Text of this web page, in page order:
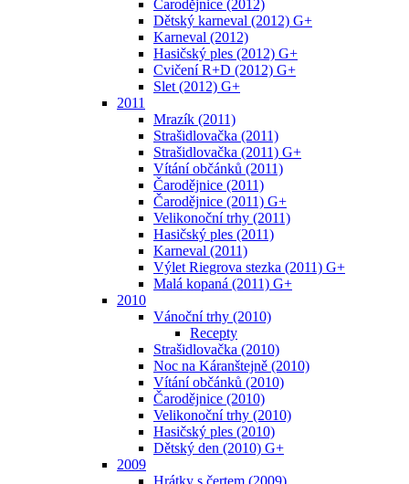
Čarodějnice (2012)
Dětský karneval (2012) G+
Karneval (2012)
Hasičský ples (2012) G+
Cvičení R+D (2012) G+
Slet (2012) G+
2011
Mrazík (2011)
Strašidlovačka (2011)
Strašidlovačka (2011) G+
Vítání občánků (2011)
Čarodějnice (2011)
Čarodějnice (2011) G+
Velikonoční trhy (2011)
Hasičský ples (2011)
Karneval (2011)
Výlet Riegrova stezka (2011) G+
Malá kopaná (2011) G+
2010
Vánoční trhy (2010)
Recepty
Strašidlovačka (2010)
Noc na Káranštejně (2010)
Vítání občánků (2010)
Čarodějnice (2010)
Velikonoční trhy (2010)
Hasičský ples (2010)
Dětský den (2010) G+
2009
Hrátky s čertem (2009)